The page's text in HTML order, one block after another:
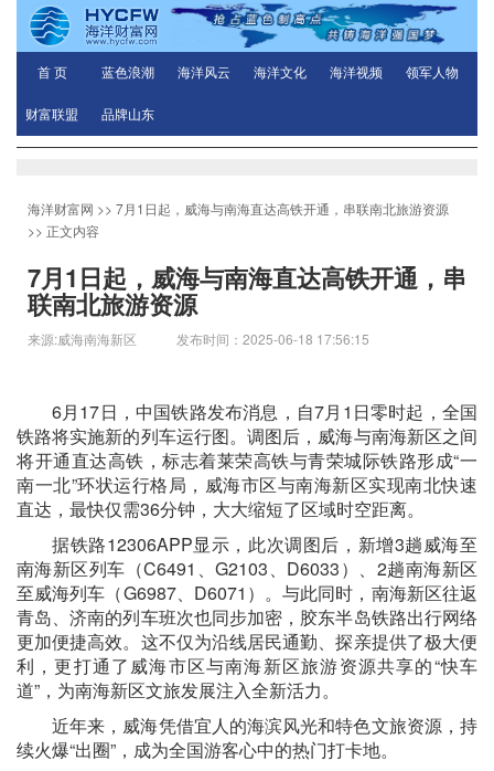
首 页 蓝色浪潮 海洋风云 海洋文化 海洋视频 领军人物
财富联盟 品牌山东
海洋财富网 >> 7月1日起，威海与南海直达高铁开通，串联南北旅游资源
>> 正文内容
7月1日起，威海与南海直达高铁开通，串
联南北旅游资源
来源:威海南海新区 发布时间：2025-06-18 17:56:15
6月17日，中国铁路发布消息，自7月1日零时起，全国
铁路将实施新的列车运行图。调图后，威海与南海新区之间
将开通直达高铁，标志着莱荣高铁与青荣城际铁路形成“一
南一北”环状运行格局，威海市区与南海新区实现南北快速
直达，最快仅需36分钟，大大缩短了区域时空距离。
据铁路12306APP显示，此次调图后，新增3趟威海至
南海新区列车（C6491、G2103、D6033）、2趟南海新区
至威海列车（G6987、D6071）。与此同时，南海新区往返
青岛、济南的列车班次也同步加密，胶东半岛铁路出行网络
更加便捷高效。这不仅为沿线居民通勤、探亲提供了极大便
利，更打通了威海市区与南海新区旅游资源共享的“快车
道”，为南海新区文旅发展注入全新活力。
近年来，威海凭借宜人的海滨风光和特色文旅资源，持
续火爆“出圈”，成为全国游客心中的热门打卡地。